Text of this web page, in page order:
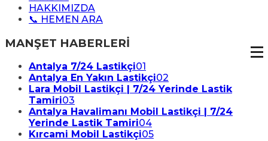
HAKKIMIZDA
📞 HEMEN ARA
MANŞET HABERLERİ
Antalya 7/24 Lastikçi01
Antalya En Yakın Lastikçi02
Lara Mobil Lastikçi | 7/24 Yerinde Lastik
Tamiri03
Antalya Havalimanı Mobil Lastikçi | 7/24
Yerinde Lastik Tamiri04
Kırcami Mobil Lastikçi05